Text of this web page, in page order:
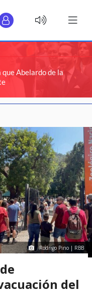
Abelardo de la
Rodrigo Pino | RBB
del